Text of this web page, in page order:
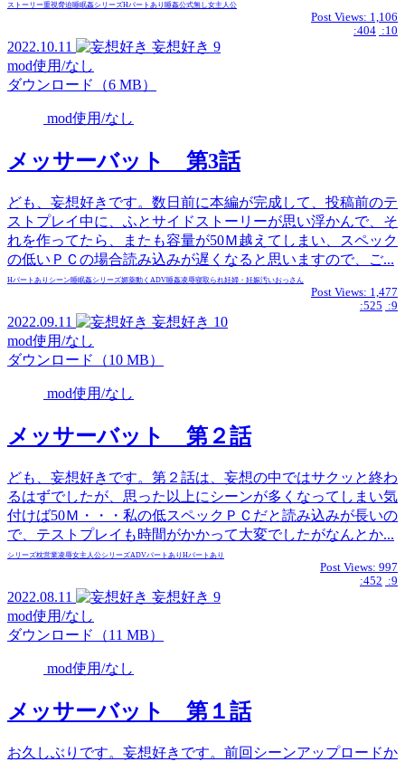
ストーリー重視脅迫 睡眠姦シリーズHパートあり 睡姦公式無し女主人公
Post Views: 1,106
:404 :10
2022.10.11 妄想好き 9
mod使用/なし
ダウンロード（6 MB）
mod使用/なし
メッサーバット 第3話
ども、妄想好きです。数日前に本編が完成して、投稿前のテ
ストプレイ中に、ふとサイドストーリーが思い浮かんで、そ
れを作ってたら、またも容量が50Ｍ越えてしまい、スペック
の低いＰＣの場合読み込みが遅くなると思いますので、ご...
Hパートあり シーン睡眠姦シリーズ媚薬動くADV睡姦凌辱寝取られ妊婦・妊娠汚いおっさん
Post Views: 1,477
:525 :9
2022.09.11 妄想好き 10
mod使用/なし
ダウンロード（10 MB）
mod使用/なし
メッサーバット 第２話
ども、妄想好きです。第２話は、妄想の中ではサクッと終わ
るはずでしたが、思った以上にシーンが多くなってしまい気
付けば50Ｍ・・・私の低スペックＰＣだと読み込みが長いの
で、テストプレイも時間がかかって大変でしたがなんとか...
シリーズ枕営業凌辱女主人公シリーズADVパートあり Hパートあり
Post Views: 997
:452 :9
2022.08.11 妄想好き 9
mod使用/なし
ダウンロード（11 MB）
mod使用/なし
メッサーバット 第１話
お久しぶりです。妄想好きです。前回シーンアップロードか